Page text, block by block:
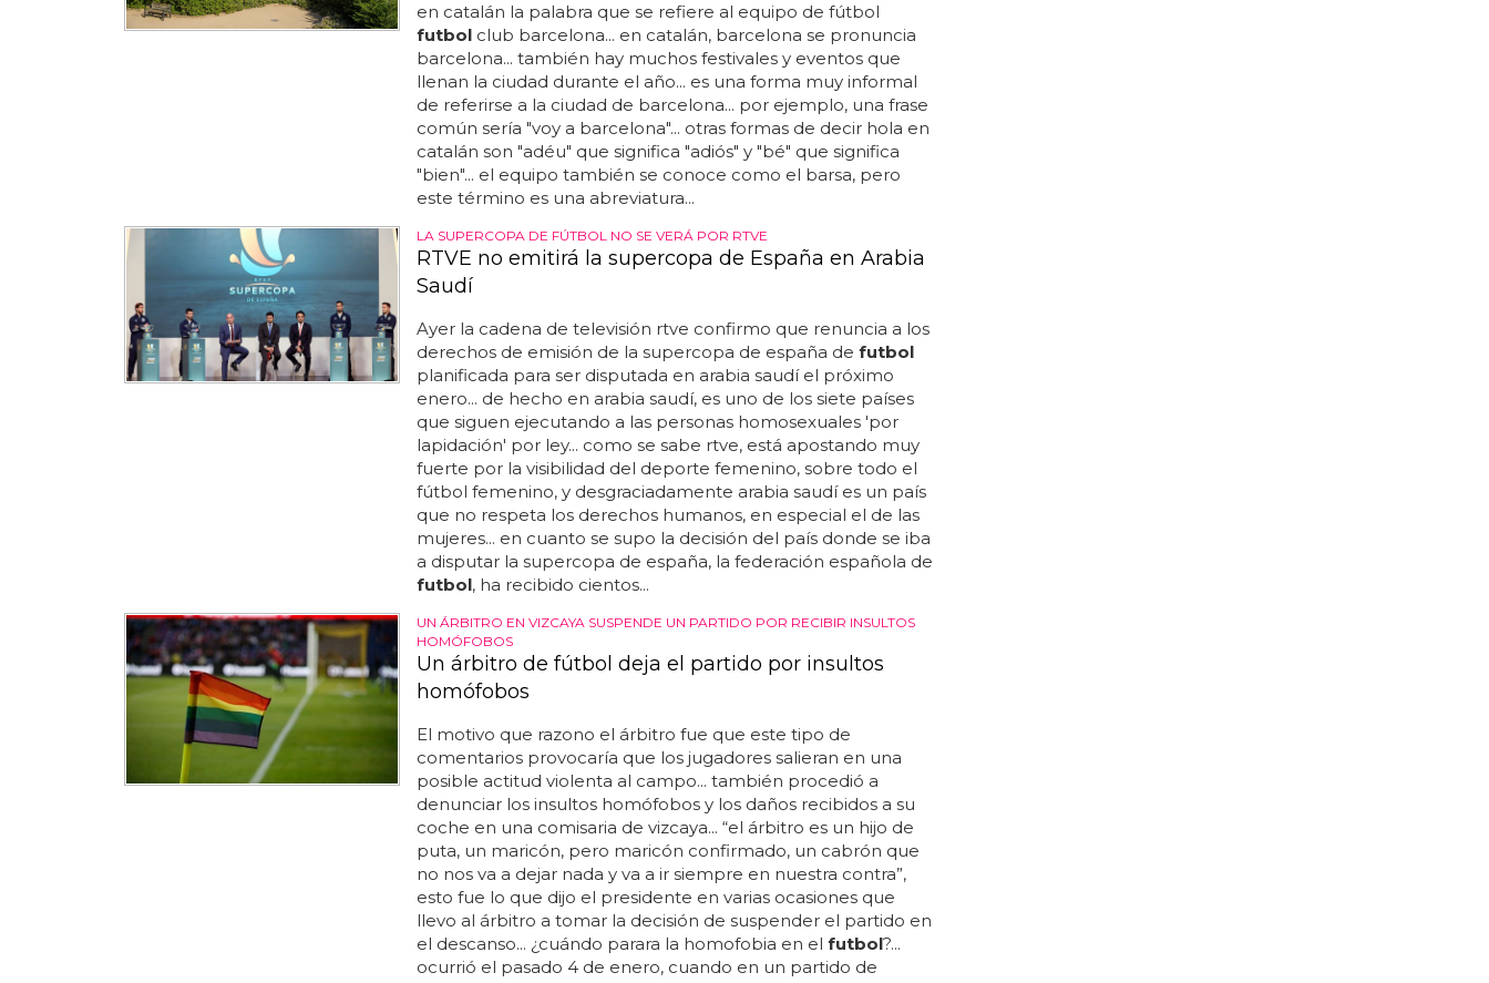
en catalán la palabra que se refiere al equipo de fútbol
futbolclub barcelona... en catalán, barcelona se pronuncia
barcelona... también hay muchos festivales y eventos que
llenan la ciudad durante el año... es una forma muy informal
de referirse a la ciudad de barcelona... por ejemplo, una frase
común sería "voy a barcelona"... otras formas de decir hola en
catalán son "adéu" que significa "adiós" y "bé" que significa
"bien"... el equipo también se conoce como el barsa, pero
este término es una abreviatura...
LA SUPERCOPA DE FÚTBOL NO SE VERÁ POR RTVE
RTVE no emitirá la supercopa de España en Arabia
Saudí
Ayer la cadena de televisión rtve confirmo que renuncia a los
derechos de emisión de la supercopa de españa de futbol
planificada para ser disputada en arabia saudí el próximo
enero... de hecho en arabia saudí, es uno de los siete países
que siguen ejecutando a las personas homosexuales 'por
lapidación' por ley... como se sabe rtve, está apostando muy
fuerte por la visibilidad del deporte femenino, sobre todo el
fútbol femenino, y desgraciadamente arabia saudí es un país
que no respeta los derechos humanos, en especial el de las
mujeres... en cuanto se supo la decisión del país donde se iba
a disputar la supercopa de españa, la federación española de
futbol, ha recibido cientos...
UN ÁRBITRO EN VIZCAYA SUSPENDE UN PARTIDO POR RECIBIR INSULTOS
HOMÓFOBOS
Un árbitro de fútbol deja el partido por insultos
homófobos
El motivo que razono el árbitro fue que este tipo de
comentarios provocaría que los jugadores salieran en una
posible actitud violenta al campo... también procedió a
denunciar los insultos homófobos y los daños recibidos a su
coche en una comisaria de vizcaya... “el árbitro es un hijo de
puta, un maricón, pero maricón confirmado, un cabrón que
no nos va a dejar nada y va a ir siempre en nuestra contra”,
esto fue lo que dijo el presidente en varias ocasiones que
llevo al árbitro a tomar la decisión de suspender el partido en
el descanso... ¿cuándo parara la homofobia en el futbol?...
ocurrió el pasado 4 de enero, cuando en un partido de